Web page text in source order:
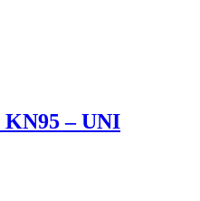
KN95 – UNI